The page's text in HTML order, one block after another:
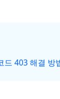
드 403 해결 방